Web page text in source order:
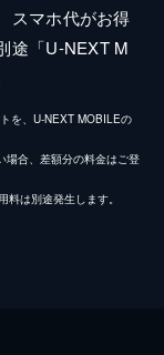
スマホ代がお得
途「U-NEXT M
を、U-NEXT MOBILEの
場合、差額分の料金はご登
は別途発生します。